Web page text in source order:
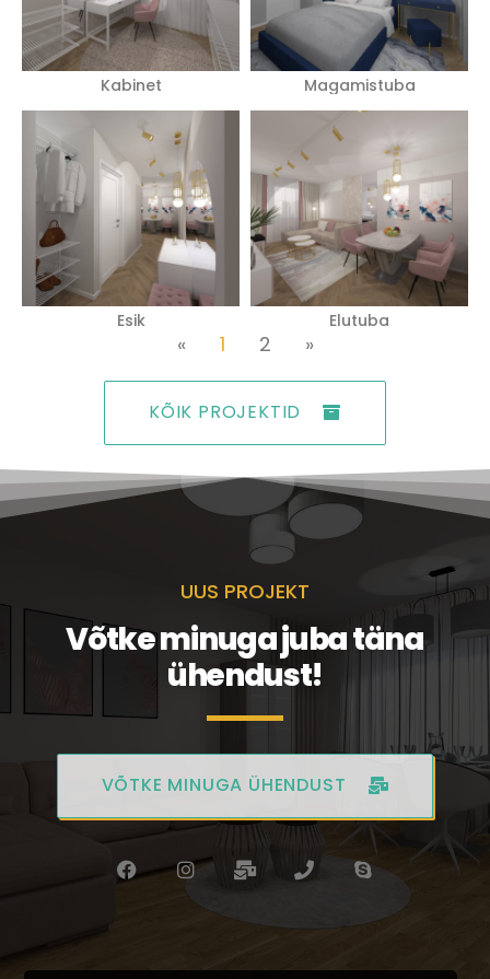
Kabinet Magamistuba
Esik Elutuba
« 1 2 »
KÕIK PROJEKTID
UUS PROJEKT
Võtke minuga juba täna
ühendust!
VÕTKE MINUGA ÜHENDUST